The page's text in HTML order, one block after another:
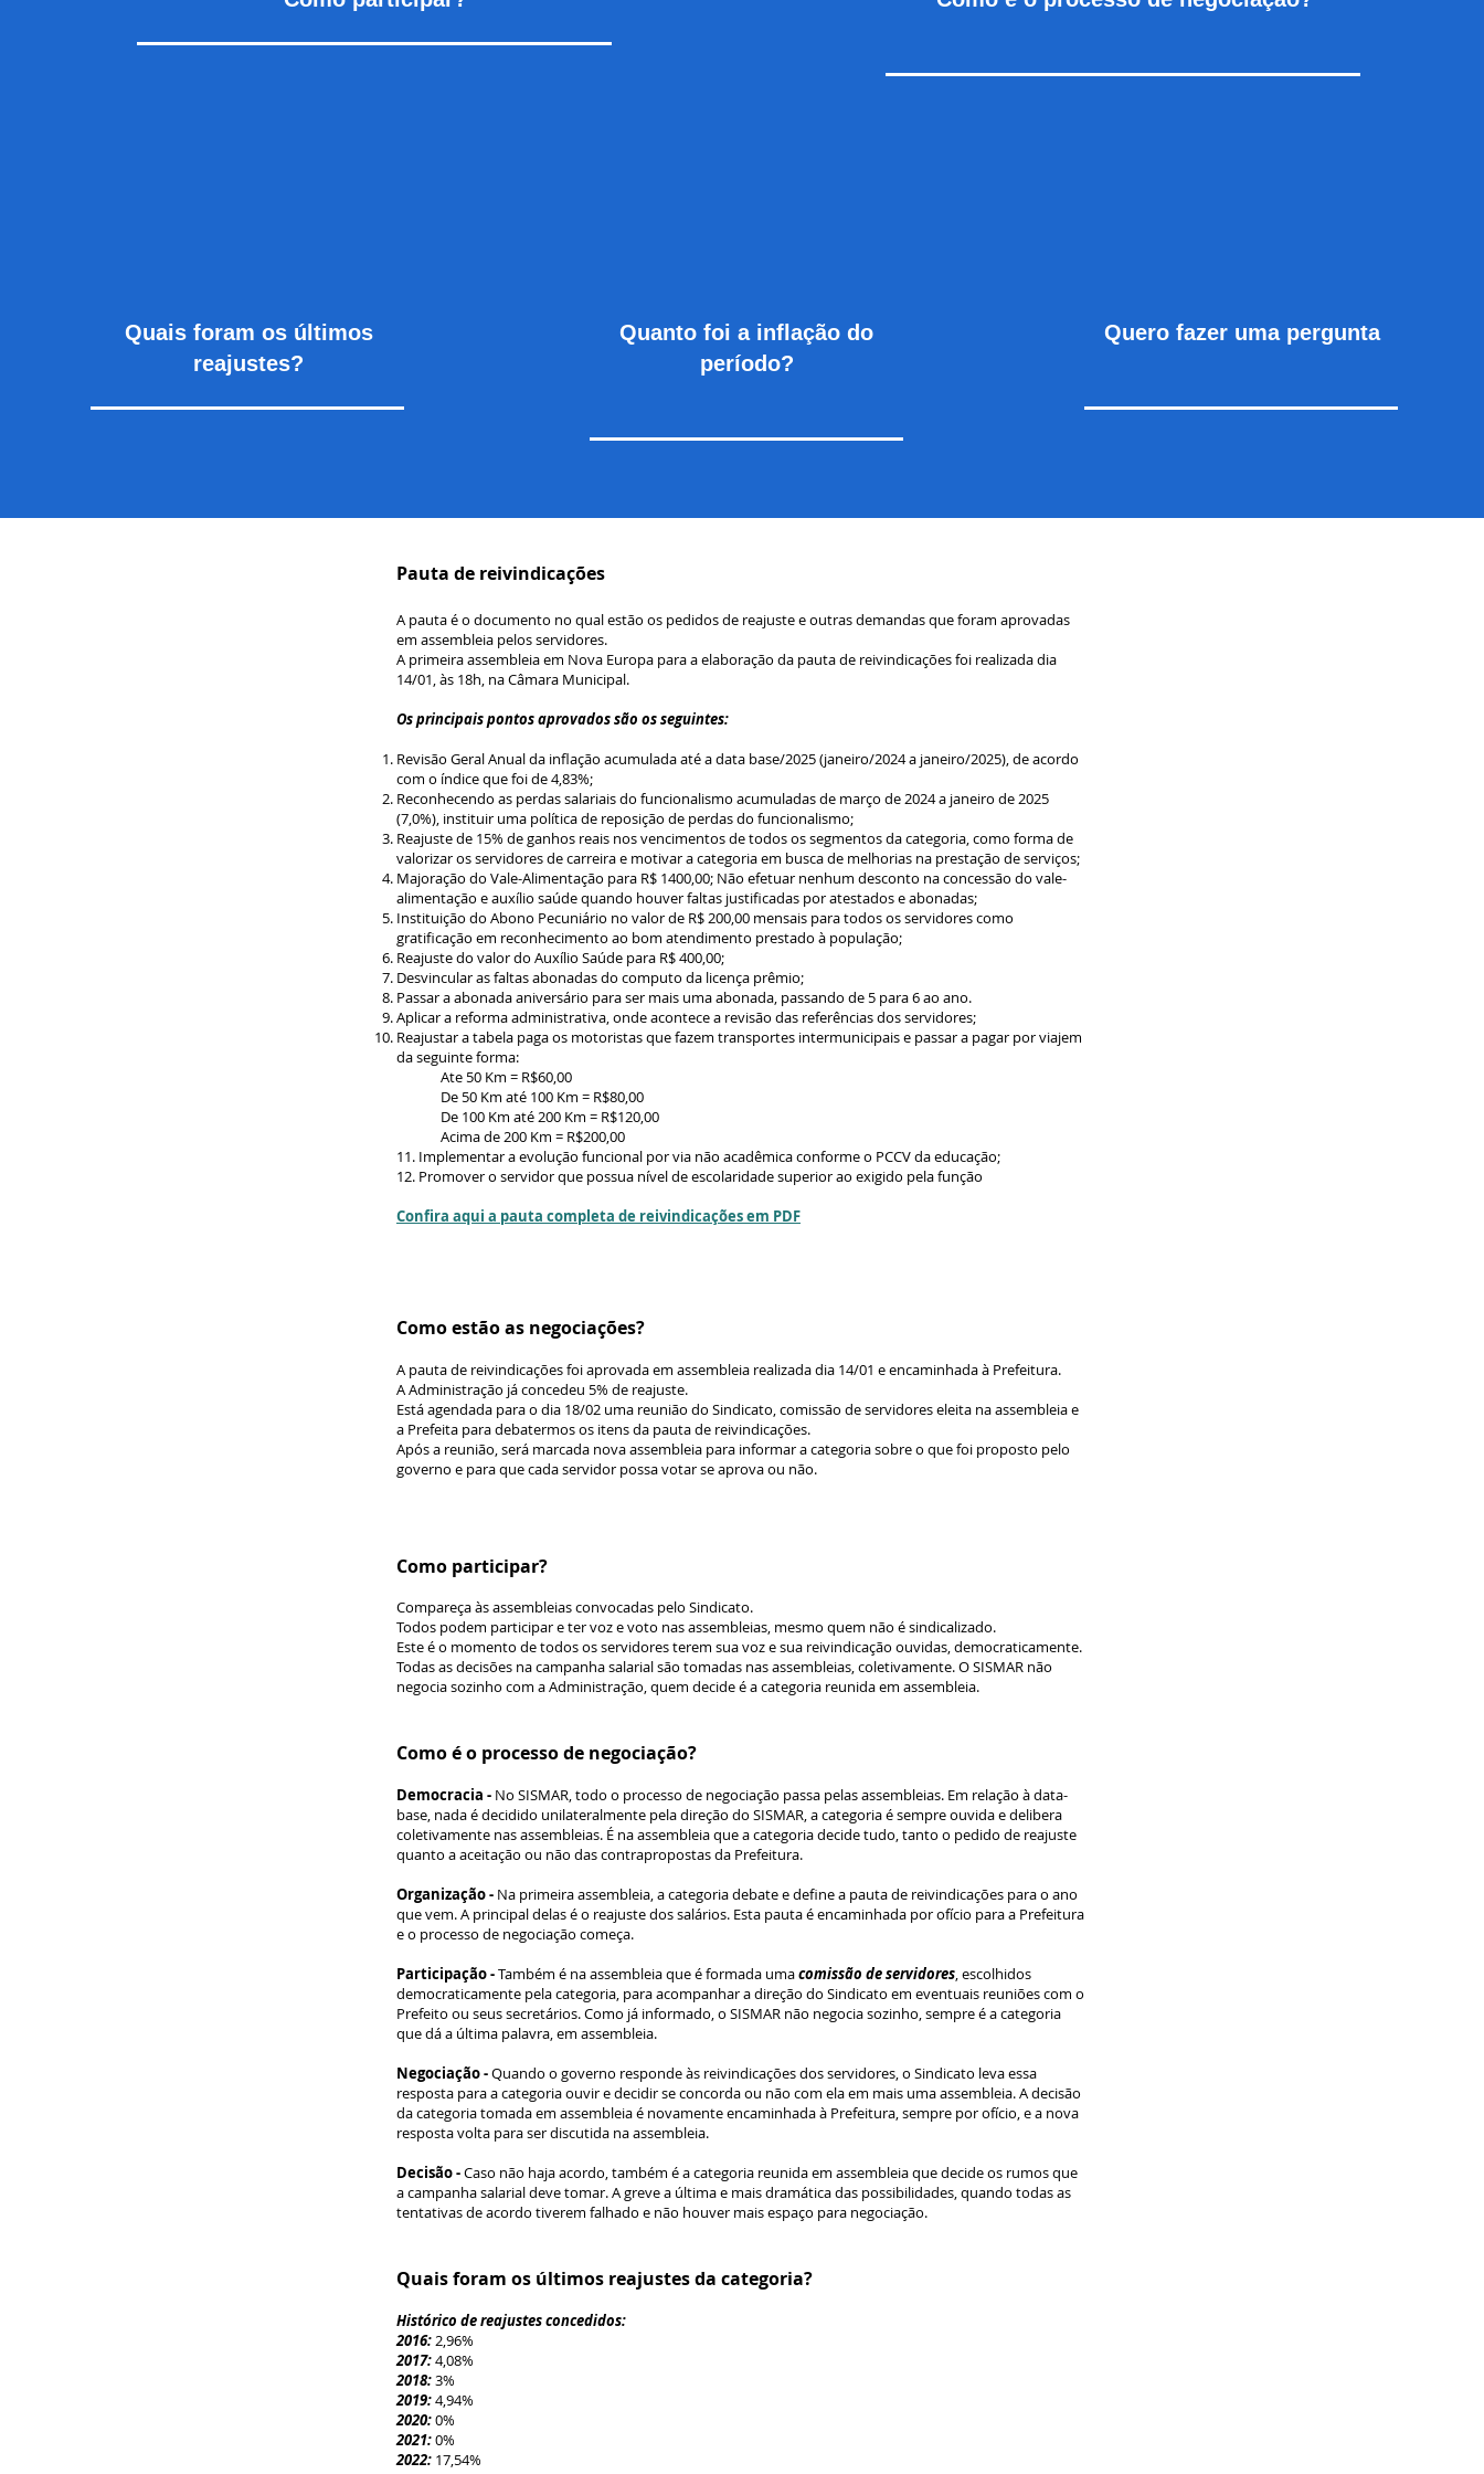
Quais foram os últimos
reajustes?
Quanto foi a inflação do
período?
Quero fazer uma pergunta
Pauta de reivindicações
A pauta é o documento no qual estão os pedidos de reajuste e outras demandas que foram aprovadas
em assembleia pelos servidores.
A primeira assembleia em Nova Europa para a elaboração da pauta de reivindicações foi realizada dia
14/01, às 18h, na Câmara Municipal.
Os principais pontos aprovados são os seguintes:
Revisão Geral Anual da inflação acumulada até a data base/2025 (janeiro/2024 a janeiro/2025), de acordo
com o índice que foi de 4,83%;
Reconhecendo as perdas salariais do funcionalismo acumuladas de março de 2024 a janeiro de 2025
(7,0%), instituir uma política de reposição de perdas do funcionalismo;
Reajuste de 15% de ganhos reais nos vencimentos de todos os segmentos da categoria, como forma de
valorizar os servidores de carreira e motivar a categoria em busca de melhorias na prestação de serviços;
Majoração do Vale-Alimentação para R$ 1400,00; Não efetuar nenhum desconto na concessão do vale-
alimentação e auxílio saúde quando houver faltas justificadas por atestados e abonadas;
Instituição do Abono Pecuniário no valor de R$ 200,00 mensais para todos os servidores como
gratificação em reconhecimento ao bom atendimento prestado à população;
Reajuste do valor do Auxílio Saúde para R$ 400,00;
Desvincular as faltas abonadas do computo da licença prêmio;
Passar a abonada aniversário para ser mais uma abonada, passando de 5 para 6 ao ano.
Aplicar a reforma administrativa, onde acontece a revisão das referências dos servidores;
Reajustar a tabela paga os motoristas que fazem transportes intermunicipais e passar a pagar por viajem
da seguinte forma:
Ate 50 Km = R$60,00
De 50 Km até 100 Km = R$80,00
De 100 Km até 200 Km = R$120,00
Acima de 200 Km = R$200,00
11. Implementar a evolução funcional por via não acadêmica conforme o PCCV da educação;
12. Promover o servidor que possua nível de escolaridade superior ao exigido pela função
Confira aqui a pauta completa de reivindicações em PDF
Como estão as negociações?
A pauta de reivindicações foi aprovada em assembleia realizada dia 14/01 e encaminhada à Prefeitura.
A Administração já concedeu 5% de reajuste.
Está agendada para o dia 18/02 uma reunião do Sindicato, comissão de servidores eleita na assembleia e
a Prefeita para debatermos os itens da pauta de reivindicações.​
Após a reunião, será marcada nova assembleia para informar a categoria sobre o que foi proposto pelo
governo e para que cada servidor possa votar se aprova ou não.
Como participar?
Compareça às assembleias convocadas pelo Sindicato.
Todos podem participar e ter voz e voto nas assembleias, mesmo quem não é sindicalizado.
Este é o momento de todos os servidores terem sua voz e sua reivindicação ouvidas, democraticamente.
Todas as decisões na campanha salarial são tomadas nas assembleias, coletivamente. O SISMAR não
negocia sozinho com a Administração, quem decide é a categoria reunida em assembleia.
Como é o processo de negociação?
Democracia - No SISMAR, todo o processo de negociação passa pelas assembleias. Em relação à data-
base, nada é decidido unilateralmente pela direção do SISMAR, a categoria é sempre ouvida e delibera
coletivamente nas assembleias. É na assembleia que a categoria decide tudo, tanto o pedido de reajuste
quanto a aceitação ou não das contrapropostas da Prefeitura.
Organização - Na primeira assembleia, a categoria debate e define a pauta de reivindicações para o ano
que vem. A principal delas é o reajuste dos salários. Esta pauta é encaminhada por ofício para a Prefeitura
e o processo de negociação começa.
Participação -Também é na assembleia que é formada umacomissão de servidores, escolhidos
democraticamente pela categoria, para acompanhar a direção do Sindicato em eventuais reuniões com o
Prefeito ou seus secretários. Como já informado, o SISMAR não negocia sozinho, sempre é a categoria
que dá a última palavra, em assembleia.
Negociação -Quando o governo responde às reivindicações dos servidores, o Sindicato leva essa
resposta para a categoria ouvir e decidir se concorda ou não com ela em mais uma assembleia. A decisão
da categoria tomada em assembleia é novamente encaminhada à Prefeitura, sempre por ofício, e a nova
resposta volta para ser discutida na assembleia.
Decisão -Caso não haja acordo, também é a categoria reunida em assembleia que decide os rumos que
a campanha salarial deve tomar. A greve a última e mais dramática das possibilidades, quando todas as
tentativas de acordo tiverem falhado e não houver mais espaço para negociação.
Quais foram os últimos reajustes da categoria?
Histórico de reajustes concedidos:
2016:2,96%
2017:4,08%
2018:3%
2019:4,94%
2020:0%
2021:0%
2022: 17,54%